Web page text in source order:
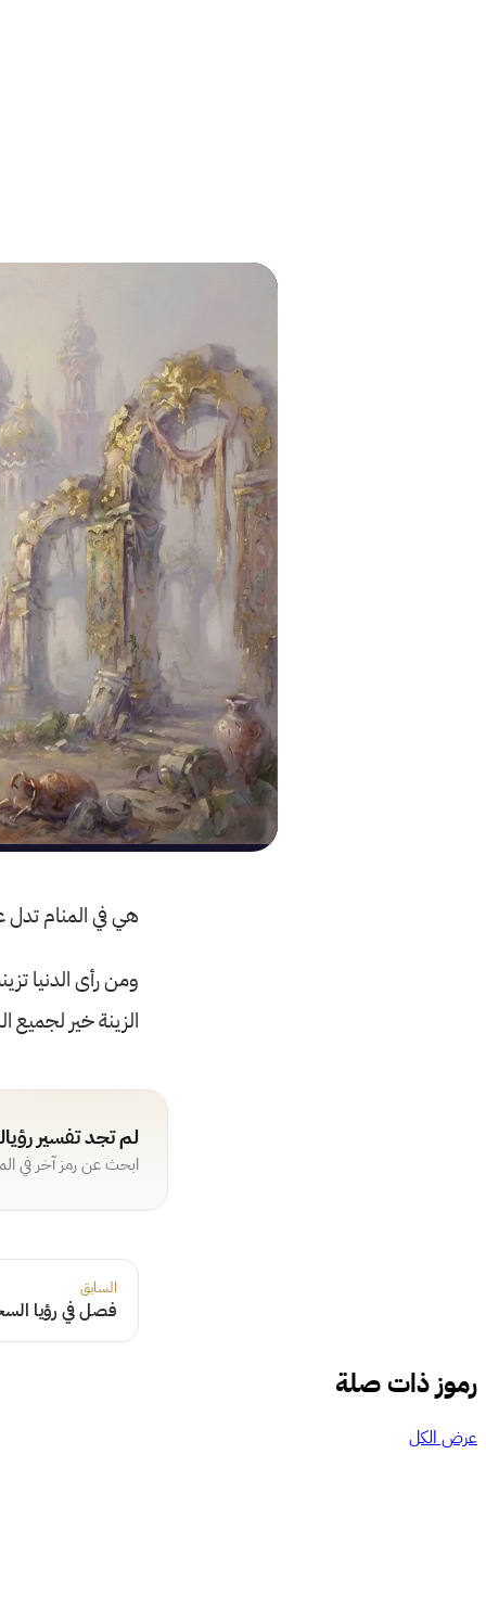
هي في المنام تدل
ومن رأى الدنيا
الزينة خير لجميع
لم تجد تفسير
ابحث عن رمز آخر في
السابق
فصل في رؤيا
رموز ذات صلة
عرض الكل